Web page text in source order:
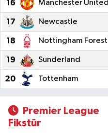
16 Manchester United
17 Newcastle
18 Nottingham Forest
19 Sunderland
20 Tottenham
Premier League
Fikstür
Magazin
Resmi İlanlar
Sağlık
Siyaset